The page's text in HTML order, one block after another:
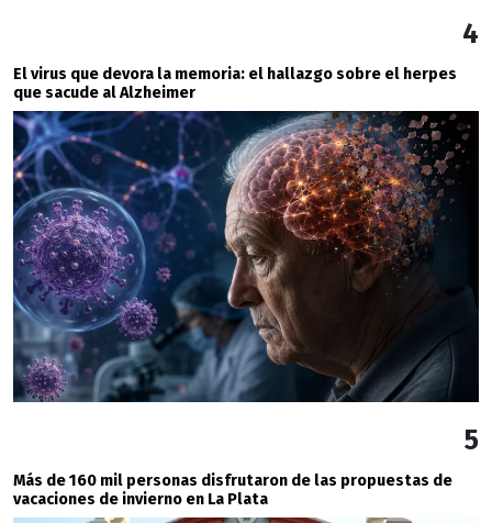
4
El virus que devora la memoria: el hallazgo sobre el herpes
que sacude al Alzheimer
5
Más de 160 mil personas disfrutaron de las propuestas de
vacaciones de invierno en La Plata